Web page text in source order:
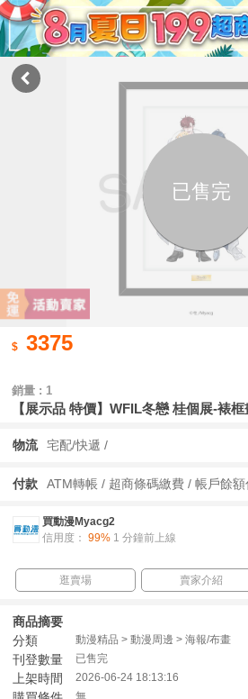
已售完
3375
銷量 : 1
【展示品 特價】WFIL冬戀 桂個展-裱
物流 宅配/快遞 /
付款 ATM轉帳 / 超商條碼繳費 / 帳戶餘
買動漫Myacg2
信用度： 99% 1 分鐘前上線
逛賣場 賣家介紹
商品摘要
分類
動漫精品 > 動漫周邊 > 海報/布畫
刊登數量 已售完
上架時間 2026-06-24 18:13:16
無